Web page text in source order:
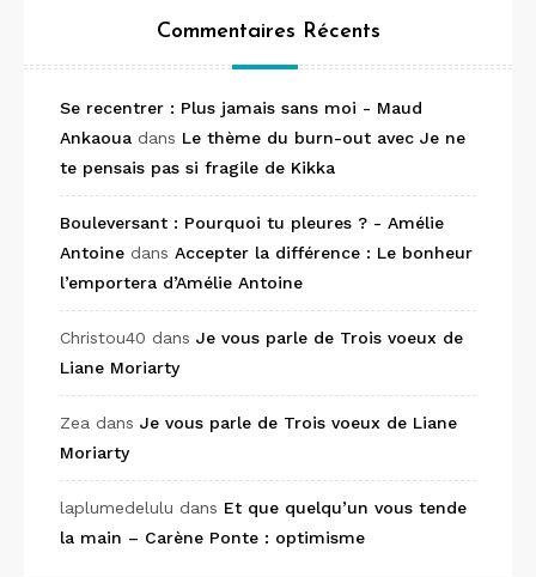
Commentaires Récents
Se recentrer : Plus jamais sans moi - Maud
Ankaoua dans Le thème du burn-out avec Je ne
te pensais pas si fragile de Kikka
Bouleversant : Pourquoi tu pleures ? - Amélie
Antoine dans Accepter la différence : Le bonheur
l’emportera d’Amélie Antoine
Christou40 dans Je vous parle de Trois voeux de
Liane Moriarty
Zea dans Je vous parle de Trois voeux de Liane
Moriarty
laplumedelulu dans Et que quelqu’un vous tende
la main – Carène Ponte : optimisme